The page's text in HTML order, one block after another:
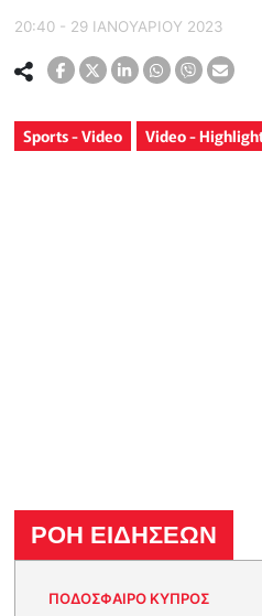
20:40 - 29 ΙΑΝΟΥΑΡΙΟΥ 2023
Sports - Video Video -
ΡΟΗ ΕΙΔΗΣΕΩΝ
ΠΟΔΟΣΦΑΙΡΟ ΚΥΠΡΟΣ